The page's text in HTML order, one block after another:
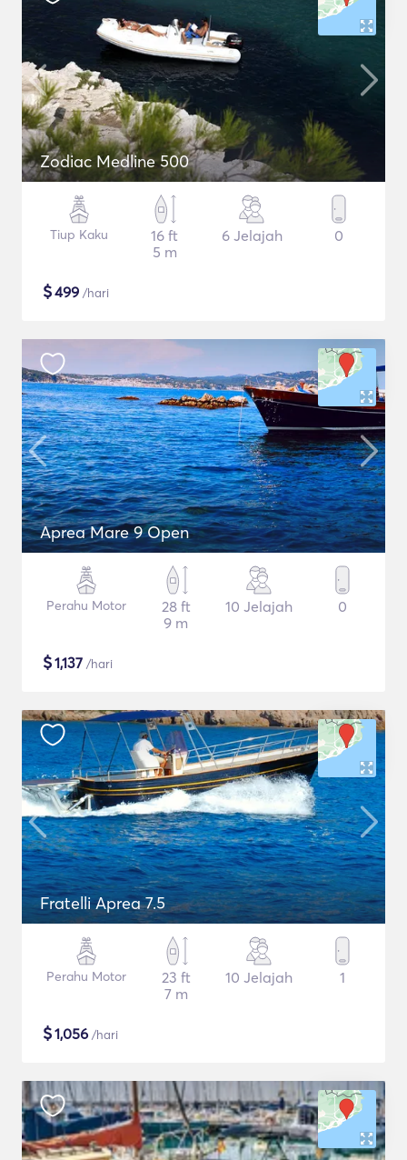
Zodiac Medline 500
Tiup Kaku
16 ft
5 m
6 Jelajah 0
$499 /hari
Aprea Mare 9 Open
Perahu Motor
28 ft
9 m
10 Jelajah 0
$1,137 /hari
Fratelli Aprea 7.5
Perahu Motor
23 ft
7 m
10 Jelajah 1
$1,056 /hari